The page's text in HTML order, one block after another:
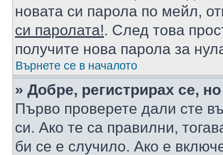
новата си парола по мейл,
си паролата!. След това
получите нова парола за
Върнете се в началото
» Добре, регистрирах се,
Първо проверете дали сте
си. Ако те са правилни,
би се е случило. Ако е